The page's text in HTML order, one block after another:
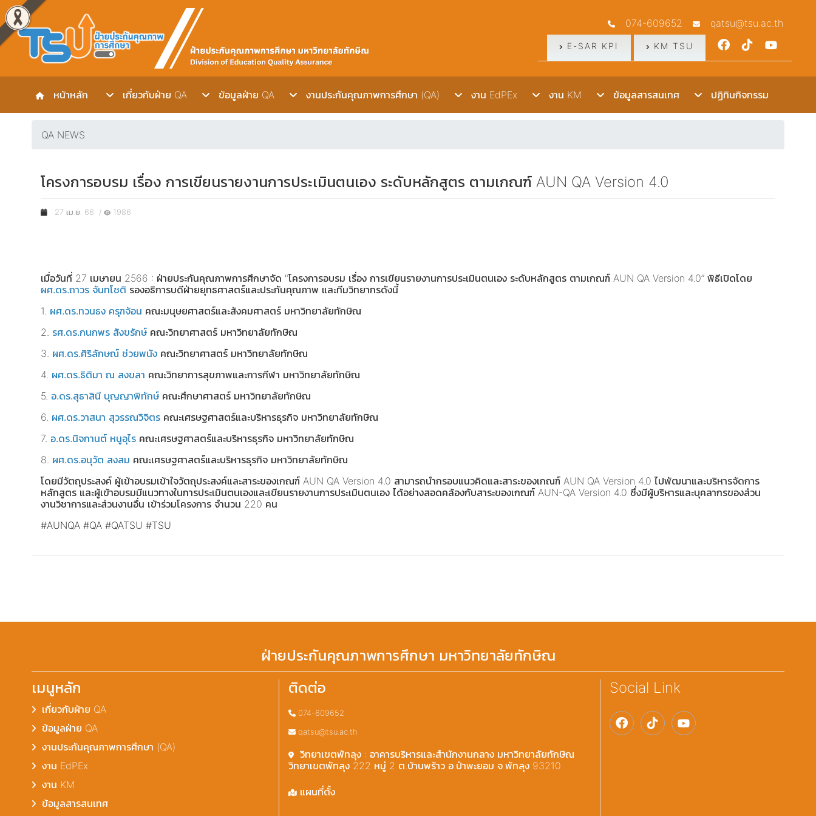
074-609652 qatsu@tsu.ac.th
E-SAR KPI KM TSU
หน้าหลัก เกี่ยวกับฝ่าย QA ข้อมูลฝ่าย QA งานประกันคุณภาพการศึกษา (QA) งาน EdPEx งาน KM ข้อมูลสารสนเทศ ปฏิทินกิจกรรม
QA NEWS
โครงการอบรม เรื่อง การเขียนรายงานการประเมินตนเอง ระดับหลักสูตร ตามเกณฑ์ AUN QA Version 4.0
27 เม.ย. 66 / 1986
เมื่อวันที่ 27 เมษายน 2566 : ฝ่ายประกันคุณภาพการศึกษาจัด "โครงการอบรม เรื่อง การเขียนรายงานการประเมินตนเอง ระดับหลักสูตร ตามเกณฑ์ AUN QA Version 4.0” พิธีเปิดโดย
ผศ.ดร.ถาวร จันทโชติ รองอธิการบดีฝ่ายยุทธศาสตร์และประกันคุณภาพ และทีมวิทยากรดังนี้
1. ผศ.ดร.ทวนธง ครุฑจ้อน คณะมนุษยศาสตร์และสังคมศาสตร์ มหาวิทยาลัยทักษิณ
2. รศ.ดร.กนกพร สังขรักษ์ คณะวิทยาศาสตร์ มหาวิทยาลัยทักษิณ
3. ผศ.ดร.ศิริลักษณ์ ช่วยพนัง คณะวิทยาศาสตร์ มหาวิทยาลัยทักษิณ
4. ผศ.ดร.ธิติมา ณ สงขลา คณะวิทยาการสุขภาพและการกีฬา มหาวิทยาลัยทักษิณ
5. อ.ดร.สุธาสินี บุญญาพิทักษ์ คณะศึกษาศาสตร์ มหาวิทยาลัยทักษิณ
6. ผศ.ดร.วาสนา สุวรรณวิจิตร คณะเศรษฐศาสตร์และบริหารธุรกิจ มหาวิทยาลัยทักษิณ
7. อ.ดร.นิจกานต์ หนูอุไร คณะเศรษฐศาสตร์และบริหารธุรกิจ มหาวิทยาลัยทักษิณ
8. ผศ.ดร.อนุวัต สงสม คณะเศรษฐศาสตร์และบริหารธุรกิจ มหาวิทยาลัยทักษิณ
โดยมีวัตถุประสงค์ ผู้เข้าอบรมเข้าใจวัตถุประสงค์และสาระของเกณฑ์ AUN QA Version 4.0 สามารถนำกรอบแนวคิดและสาระของเกณฑ์ AUN QA Version 4.0 ไปพัฒนาและบริหารจัดการ
หลักสูตร และผู้เข้าอบรมมีแนวทางในการประเมินตนเองและเขียนรายงานการประเมินตนเอง ได้อย่างสอดคล้องกับสาระของเกณฑ์ AUN-QA Version 4.0 ซึ่งมีผู้บริหารและบุคลากรของส่วน
งานวิชาการและส่วนงานอื่น เข้าร่วมโครงการ จำนวน 220 คน
#AUNQA #QA #QATSU #TSU
ฝ่ายประกันคุณภาพการศึกษา มหาวิทยาลัยทักษิณ
เมนูหลัก
เกี่ยวกับฝ่าย QA
ข้อมูลฝ่าย QA
งานประกันคุณภาพการศึกษา (QA)
งาน EdPEx
งาน KM
ข้อมูลสารสนเทศ
ติดต่อ
074-609652
qatsu@tsu.ac.th
วิทยาเขตพัทลุง : อาคารบริหารและสำนักงานกลาง มหาวิทยาลัยทักษิณ
วิทยาเขตพัทลุง 222 หมู่ 2 ต.บ้านพร้าว อ.ป่าพะยอม จ.พัทลุง 93210
แผนที่ตั้ง
Social Link